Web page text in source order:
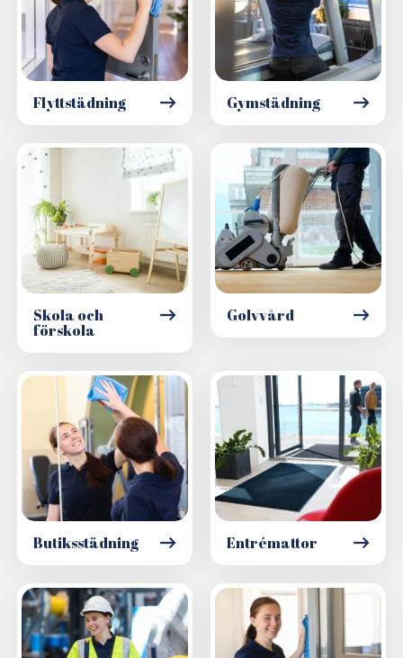
Flyttstädning Gymstädning
Skola och
förskola
Golvvård
Butiksstädning Entrémattor